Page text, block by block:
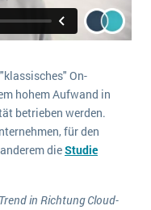
System: clever und effizient
On-
hohem Aufwand in
betrieben werden.
für den
dieStudie
in Richtung Cloud-